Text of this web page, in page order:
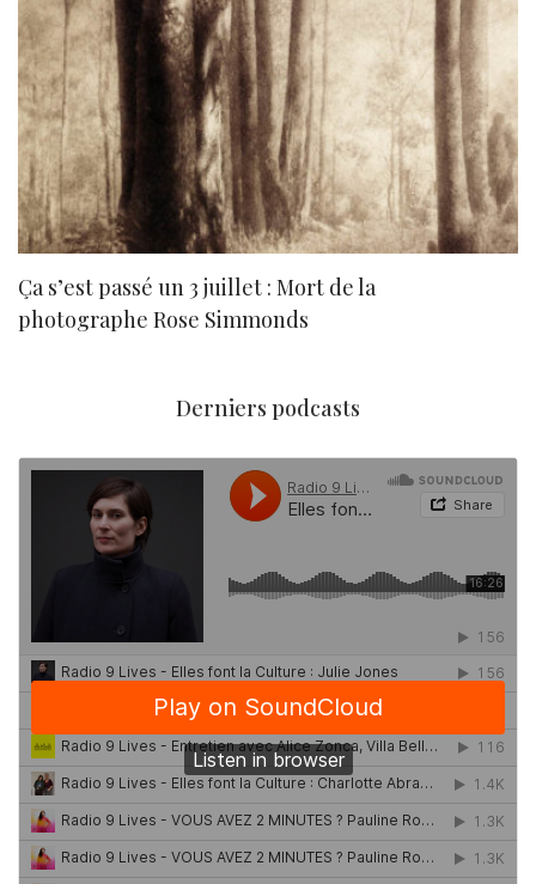
Ça s’est passé un 3 juillet : Mort de la
photographe Rose Simmonds
Derniers podcasts